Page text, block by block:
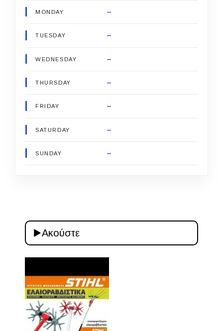
MONDAY –
TUESDAY –
WEDNESDAY –
THURSDAY –
FRIDAY –
SATURDAY –
SUNDAY –
Ακούστε